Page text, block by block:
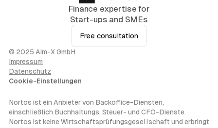
Finance expertise for
Start-ups and SMEs
Free consultation
© 2025 Aim-X GmbH
Impressum
Datenschutz
Cookie-Einstellungen
Nortos ist ein Anbieter von Backoffice-Diensten,
einschließlich Buchhaltungs, Steuer- und CFO-Dienste.
Nortos ist keine Wirtschaftsprüfungsgesellschaft und erbringt